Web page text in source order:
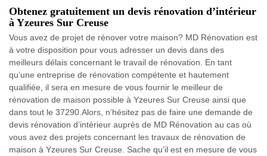
Obtenez gratuitement un devis rénovation d’intérieur
à Yzeures Sur Creuse
Vous avez de projet de rénover votre maison? MD Rénovation est
à votre disposition pour vous adresser un devis dans des
meilleurs délais concernant le travail de rénovation. En tant
qu’une entreprise de rénovation compétente et hautement
qualifiée, il sera en mesure de vous fournir le meilleur de
rénovation de maison possible à Yzeures Sur Creuse ainsi que
dans tout le 37290.Alors, n’hésitez pas de faire une demande de
devis rénovation d’intérieur auprès de MD Rénovation au cas où
vous avez des projets concernant les travaux de rénovation de
maison à Yzeures Sur Creuse. Sache qu’il est en mesure de vous